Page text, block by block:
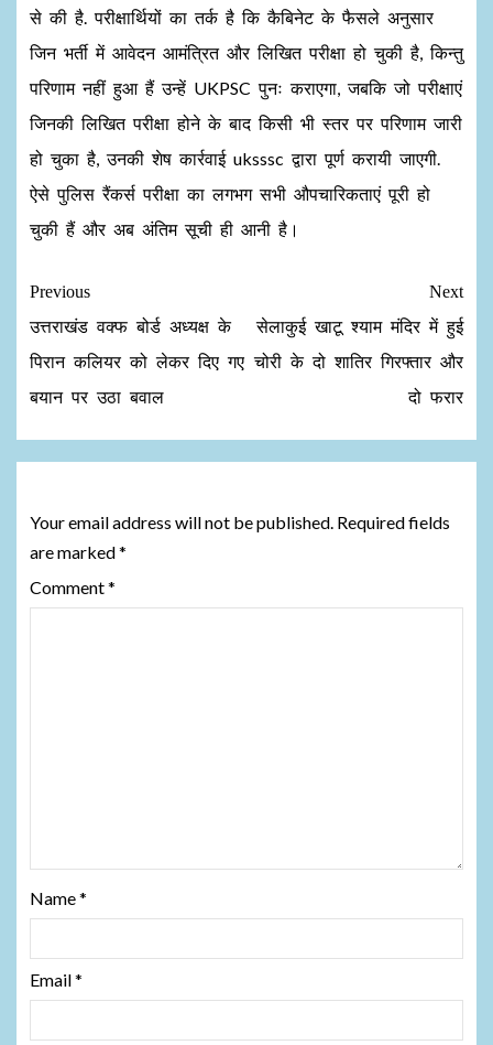
से की है. परीक्षार्थियों का तर्क है कि कैबिनेट के फैसले अनुसार
जिन भर्ती में आवेदन आमंत्रित और लिखित परीक्षा हो चुकी है, किन्तु
परिणाम नहीं हुआ हैं उन्हें UKPSC पुनः कराएगा, जबकि जो परीक्षाएं
जिनकी लिखित परीक्षा होने के बाद किसी भी स्तर पर परिणाम जारी
हो चुका है, उनकी शेष कार्रवाई uksssc द्वारा पूर्ण करायी जाएगी.
ऐसे पुलिस रैंकर्स परीक्षा का लगभग सभी औपचारिकताएं पूरी हो
चुकी हैं और अब अंतिम सूची ही आनी है।
Previous
उत्तराखंड वक्फ बोर्ड अध्यक्ष के
पिरान कलियर को लेकर दिए गए
बयान पर उठा बवाल
Next
सेलाकुई खाटू श्याम मंदिर में हुई
चोरी के दो शातिर गिरफ्तार और
दो फरार
Your email address will not be published. Required fields
are marked*
Comment*
Name*
Email*